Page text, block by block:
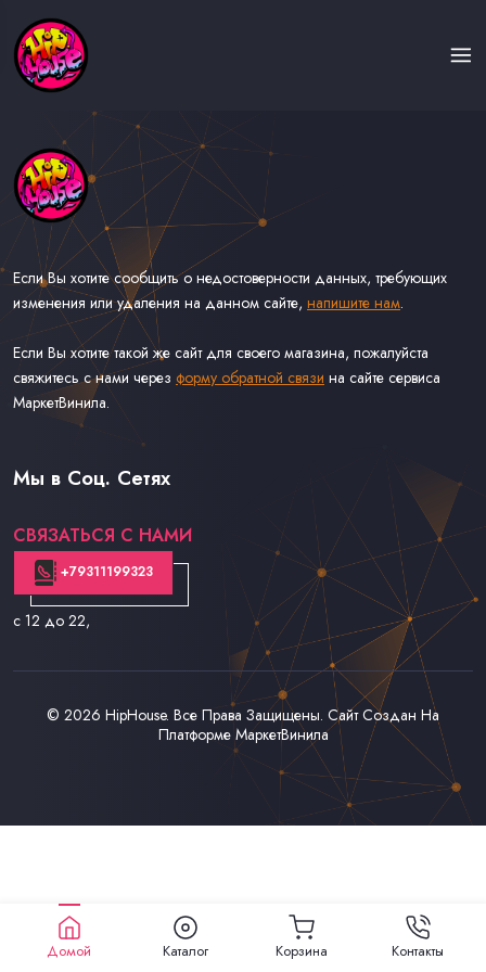
Если Вы хотите сообщить о недостоверности данных, требующих
изменения или удаления на данном сайте, напишите нам.
Если Вы хотите такой же сайт для своего магазина, пожалуйста
свяжитесь с нами через форму обратной связи на сайте сервиса
МаркетВинила.
Каталог Музыки на Виниле В Наличии
Доставка и Оплата
Мы в Соц. Сетях
СВЯЗАТЬСЯ С НАМИ
+79311199323
с 12 до 22,
© 2026 HipHouse. Все Права Защищены. Сайт Создан На
Платформе МаркетВинила
Домой Каталог Корзина Контакты